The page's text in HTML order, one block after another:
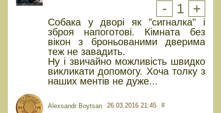
- 1 +
Собака у дворі як "сигналка" і
зброя напоготові. Кімната без
вікон з броньованими дверима
теж не завадить.
Ну і звичайно можливість швидко
викликати допомогу. Хоча толку з
наших ментів не дуже...
Alexsandr Boytsan 26.03.2016 21:45 #